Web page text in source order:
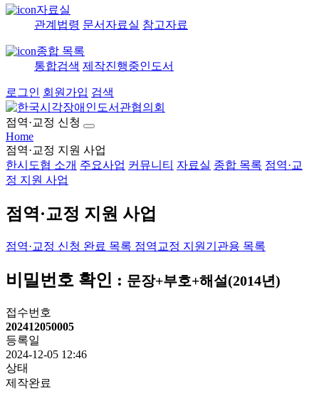
자료실
관계법령 문서자료실 참고자료
종합 목록
통합검색 제작진행중인도서
로그인 회원가입 검색
점역·교정 신청
Home
점역·교정 지원 사업
한시도협 소개 주요사업 커뮤니티 자료실 종합 목록 점역·교
정 지원 사업
점역·교정 지원 사업
점역·교정 신청 완료 목록 점역교정 지원기관용 목록
비밀번호 확인 : 문장+부호+해설(2014년)
접수번호
202412050005
등록일
2024-12-05 12:46
상태
제작완료